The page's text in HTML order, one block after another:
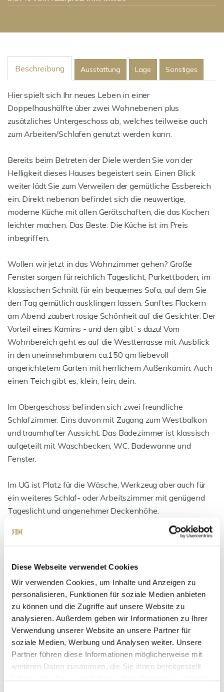
Diese Webseite verwendet Cookies
Wir verwenden Cookies, um Inhalte und Anzeigen zu
personalisieren, Funktionen für soziale Medien anbieten
zu können und die Zugriffe auf unsere Website zu
analysieren. Außerdem geben wir Informationen zu Ihrer
Verwendung unserer Website an unsere Partner für
soziale Medien, Werbung und Analysen weiter. Unsere
Partner führen diese Informationen möglicherweise mit
weiteren Daten zusammen, die Sie ihnen bereitgestellt
Beschreibung Ausstattung Lage Sonstiges
Hier spielt sich Ihr neues Leben in einer
Doppelhaushälfte über zwei Wohnebenen plus
zusätzliches Untergeschoss ab, welches teilweise auch
zum Arbeiten/Schlafen genutzt werden kann.
Bereits beim Betreten der Diele werden Sie von der
Helligkeit dieses Hauses begeistert sein. Einen Blick
weiter lädt Sie zum Verweilen der gemütliche Essbereich
ein. Direkt nebenan befindet sich die neuwertige,
moderne Küche mit allen Gerätschaften, die das Kochen
leichter machen. Das Beste: Die Küche ist im Preis
inbegriffen.
Wollen wir jetzt in das Wohnzimmer gehen? Große
Fenster sorgen für reichlich Tageslicht, Parkettboden, im
klassischen Schnitt für ein bequemes Sofa, auf dem Sie
den Tag gemütlich ausklingen lassen. Sanftes Flackern
am Abend zaubert rosige Schönheit auf die Gesichter. Der
Vorteil eines Kamins - und den gibt`s dazu! Vom
Wohnbereich geht es auf die Westterrasse mit Ausblick
in den uneinnehmbarem ca.150 qm liebevoll
angerichtetem Garten mit herrlichem Außenkamin. Auch
einen Teich gibt es, klein, fein, dein.
Im Obergeschoss befinden sich zwei freundliche
Schlafzimmer. Eins davon mit Zugang zum Westbalkon
und traumhafter Aussicht. Das Badezimmer ist klassisch
aufgeteilt mit Waschbecken, WC, Badewanne und
Fenster.
Im UG ist Platz für die Wäsche, Werkzeug aber auch für
ein weiteres Schlaf- oder Arbeitszimmer mit genügend
Tageslicht und angenehmer Deckenhöhe.
Alles in einem eine sehr gepflegte und modernisierte
gute Qualität und positivem Raumklima.
Ansprechpartner